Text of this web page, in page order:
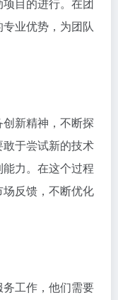
业优势，为团队
新精神，不断探
于尝试新的技术
力。在这个过程
反馈，不断优化
工作，他们需要